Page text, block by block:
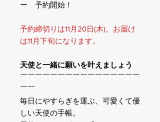
ー 予約開始！
予約締切りは11月20日(木)、お届け
は11月下旬になります。
天使と一緒に願いを叶えましょう
￣￣￣￣￣￣￣￣￣￣￣￣￣￣￣￣
￣￣
毎日にやすらぎを運ぶ、可愛くて優
しい天使の手帳。